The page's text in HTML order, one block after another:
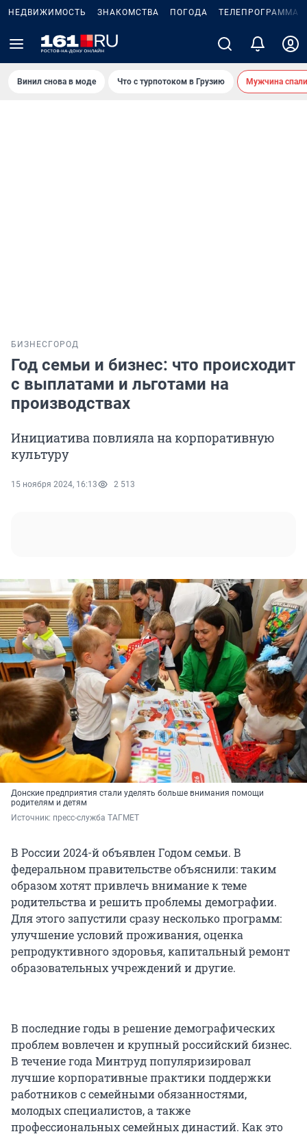
НЕДВИЖИМОСТЬ ЗНАКОМСТВА ПОГОДА ТЕЛЕПРОГРАММА
Винил снова в моде Что с турпотоком в Грузию Мужчина
БИЗНЕС ГОРОД
Год семьи и бизнес: что происходит
с выплатами и льготами на
производствах
Инициатива повлияла на корпоративную
культуру
15 ноября 2024, 16:13 2 513
Донские предприятия стали уделять больше внимания помощи
родителям и детям
Источник: пресс-служба ТАГМЕТ
В России 2024-й объявлен Годом семьи. В
федеральном правительстве объяснили: таким
образом хотят привлечь внимание к теме
родительства и решить проблемы демографии.
Для этого запустили сразу несколько программ:
улучшение условий проживания, оценка
репродуктивного здоровья, капитальный ремонт
образовательных учреждений и другие.
В последние годы в решение демографических
проблем вовлечен и крупный российский бизнес.
В течение года Минтруд популяризировал
лучшие корпоративные практики поддержки
работников с семейными обязанностями,
молодых специалистов, а также
профессиональных семейных династий. Как это